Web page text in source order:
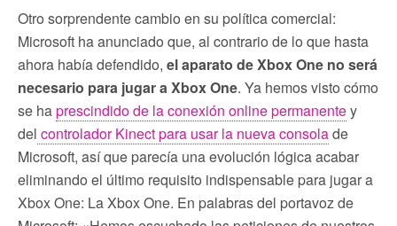
Otro sorprendente cambio en su política comercial:
Microsoft ha anunciado que, al contrario de lo que hasta
ahora había defendido, el aparato de Xbox One no será
necesario para jugar a Xbox One. Ya hemos visto cómo
se haprescindido de la conexión online permanentey
del controlador Kinect para usar la nueva consolade
Microsoft, así que parecía una evolución lógica acabar
eliminando el último requisito indispensable para jugar a
Xbox One: La Xbox One. En palabras del portavoz de